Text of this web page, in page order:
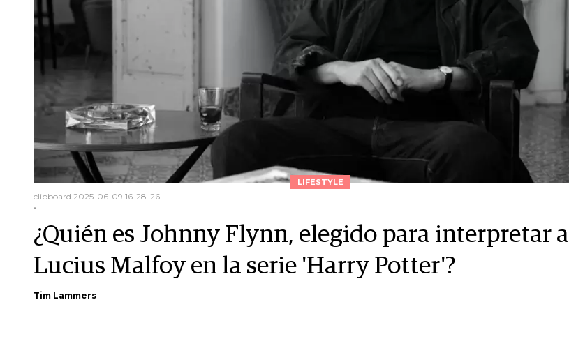
LIFESTYLE
clipboard 2025-06-09 16-28-26
-
¿Quién es Johnny Flynn, elegido para interpretar a
Lucius Malfoy en la serie 'Harry Potter'?
Tim Lammers